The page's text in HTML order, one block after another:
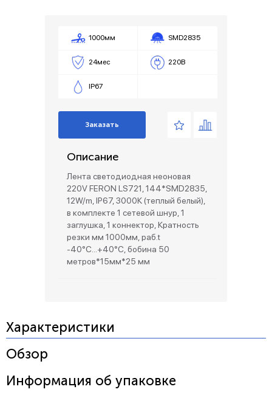
1000мм SMD2835
24мес 220В
IP67
Заказать
Описание
Лента светодиодная неоновая
220V FERON LS721, 144*SMD2835,
12W/m, IP67, 3000К (теплый белый),
в комплекте 1 сетевой шнур, 1
заглушка, 1 коннектор, Кратность
резки мм 1000мм, раб.t
-40°C...+40°C, бобина 50
метров*15мм*25 мм
Характеристики
Обзор
Информация об упаковке